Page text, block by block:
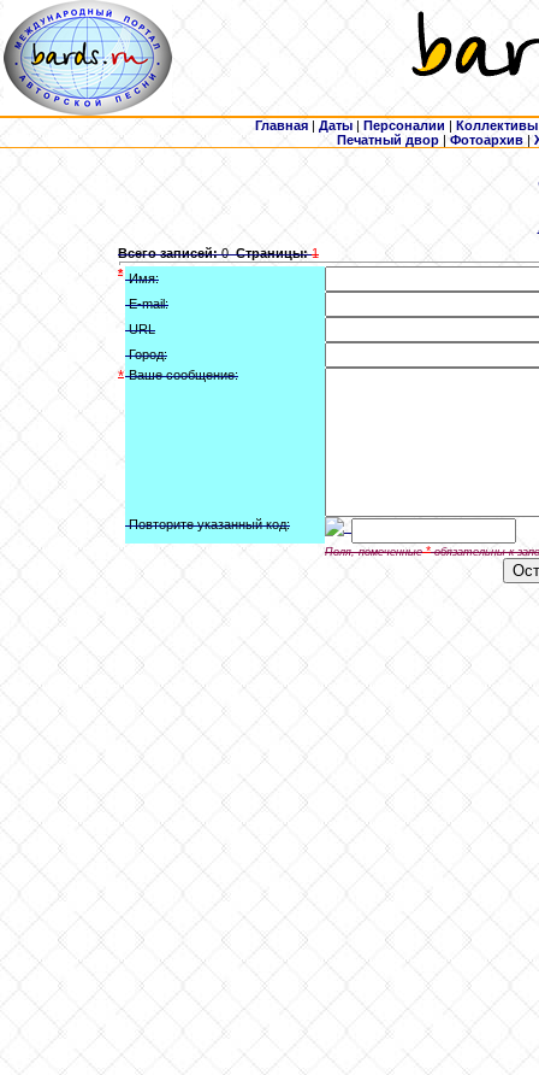
Главная | Даты | Персоналии | Коллективы
Печатный двор |Фотоархив |
Всего записей:0Страницы:1
*Имя:
E-mail:
URL
Город:
*Ваше сообщение:
Повторите указанный код:
Поля, помеченные*обязательны к